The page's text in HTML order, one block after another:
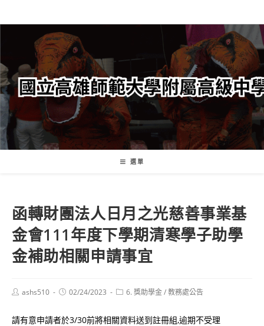
轉
要
內
容
選單
函轉財團法人日月之光慈善事業基
金會111年度下學期清寒學子助學
金補助相關申請事宜
Postashs510
Post02/24/2023
Post6. 獎助學金/教務處公告
請有意申請者於3/30前將相關資料送到註冊組,逾期不受理